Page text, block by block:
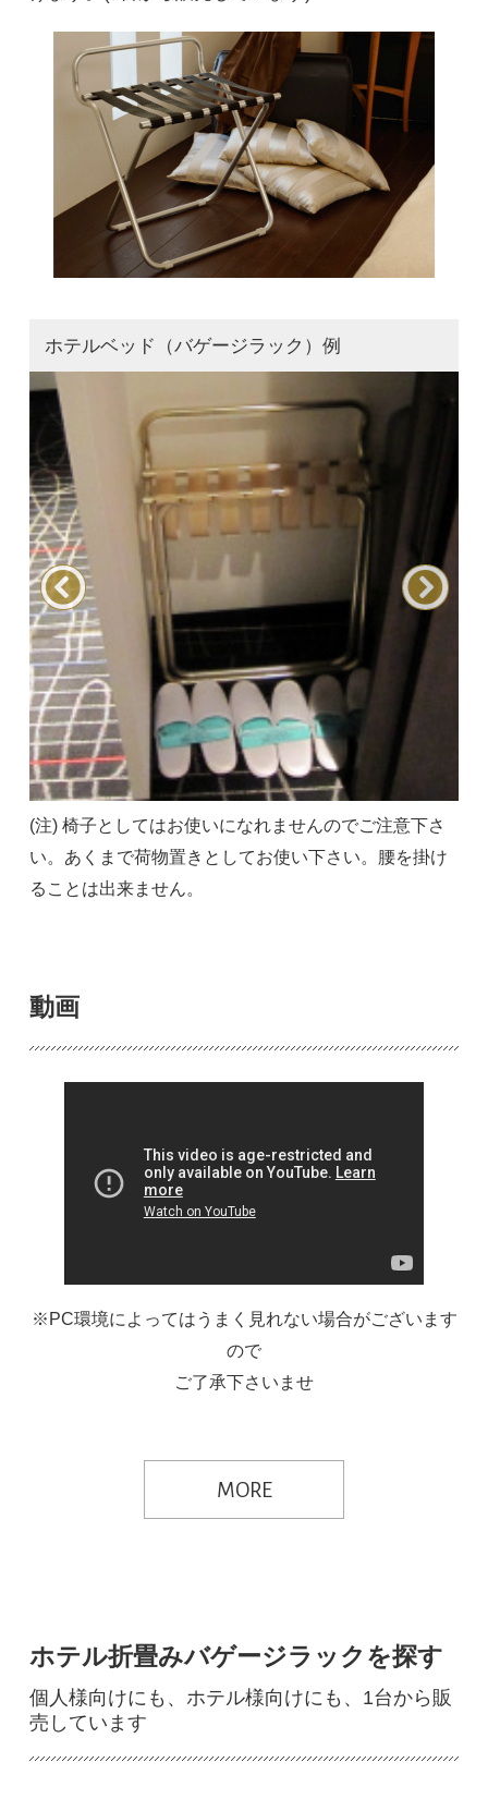
ホテルベッド（バゲージラック）例
(注) 椅子としてはお使いになれませんのでご注意下さ
い。あくまで荷物置きとしてお使い下さい。腰を掛け
ることは出来ません。
動画
※PC環境によってはうまく見れない場合がございます
ので
ご了承下さいませ
MORE
ホテル折畳みバゲージラックを探す
個人様向けにも、ホテル様向けにも、1台から販
売しています